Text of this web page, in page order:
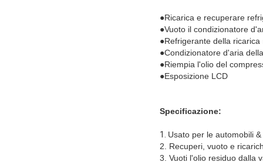
●Ricarica e recuperare
●Vuoto il condizionatore
●Refrigerante della
●Condizionatore d'aria
●Riempia l'olio del
●Esposizione LCD
Specificazione:
1. Usato per le automobili
2. Recuperi, vuoto e
3. Vuoti l'olio residuo dalla